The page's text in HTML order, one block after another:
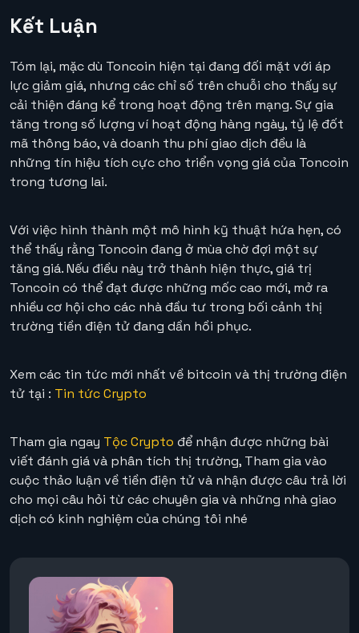
Kết Luận
Tóm lại, mặc dù Toncoin hiện tại đang đối mặt với áp
lực giảm giá, nhưng các chỉ số trên chuỗi cho thấy sự
cải thiện đáng kể trong hoạt động trên mạng. Sự gia
tăng trong số lượng ví hoạt động hàng ngày, tỷ lệ đốt
mã thông báo, và doanh thu phí giao dịch đều là
những tín hiệu tích cực cho triển vọng giá của Toncoin
trong tương lai.
Với việc hình thành một mô hình kỹ thuật hứa hẹn, có
thể thấy rằng Toncoin đang ở mùa chờ đợi một sự
tăng giá. Nếu điều này trở thành hiện thực, giá trị
Toncoin có thể đạt được những mốc cao mới, mở ra
nhiều cơ hội cho các nhà đầu tư trong bối cảnh thị
trường tiền điện tử đang dần hồi phục.
Xem các tin tức mới nhất về bitcoin và thị trường điện
tử tại : Tin tức Crypto
Tham gia ngay Tộc Crypto để nhận được những bài
viết đánh giá và phân tích thị trường, Tham gia vào
cuộc thảo luận về tiền điện tử và nhận được câu trả lời
cho mọi câu hỏi từ các chuyên gia và những nhà giao
dịch có kinh nghiệm của chúng tôi nhé